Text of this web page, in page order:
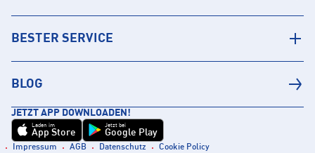
BESTER SERVICE
BLOG
JETZT APP DOWNLOADEN!
Laden im
App Store
Jetzt bei
Google Play
Impressum AGB Datenschutz
Cookie Policy